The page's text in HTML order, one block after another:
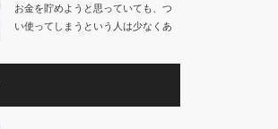
お金を貯めようと思っていても、つ
い使ってしまうという人は少なくあ